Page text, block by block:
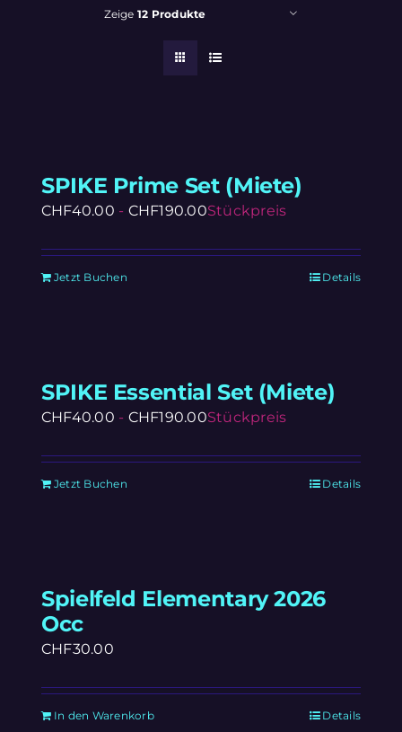
Zeige 12 Produkte
SPIKE Prime Set (Miete)
CHF40.00 - CHF190.00Stückpreis
Jetzt Buchen Details
SPIKE Essential Set (Miete)
CHF40.00 - CHF190.00Stückpreis
Jetzt Buchen Details
Spielfeld Elementary 2026
Occ
CHF30.00
In den Warenkorb Details